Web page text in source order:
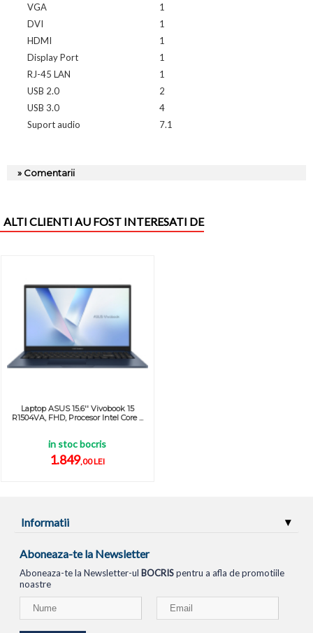
VGA
1
DVI
1
HDMI
1
Display Port
1
RJ-45 LAN
1
USB 2.0
2
USB 3.0
4
Suport audio
7.1
» Comentarii
ALTI CLIENTI AU FOST INTERESATI DE
Laptop ASUS 15.6'' Vivobook 15
R1504VA, FHD, Procesor Intel Core ...
in stoc bocris
1.849,00 LEI
Informatii
Aboneaza-te la Newsletter
Aboneaza-te la Newsletter-ul BOCRISpentru a afla de promotiile
noastre